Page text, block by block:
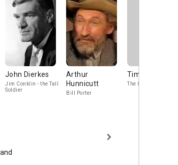
John Dierkes
Jim Conklin - the Tall
Soldier
Arthur
Hunnicutt
Bill Porter
Tim Durant
The General